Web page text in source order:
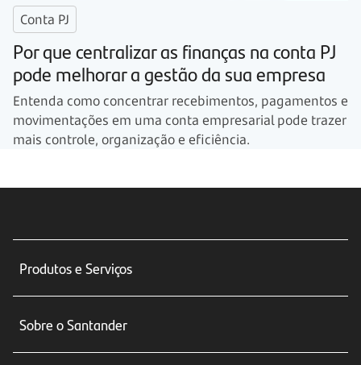
Conta PJ
Por que centralizar as finanças na conta PJ
pode melhorar a gestão da sua empresa
Entenda como concentrar recebimentos, pagamentos e
movimentações em uma conta empresarial pode trazer
mais controle, organização e eficiência.
Produtos e Serviços
Sobre o Santander